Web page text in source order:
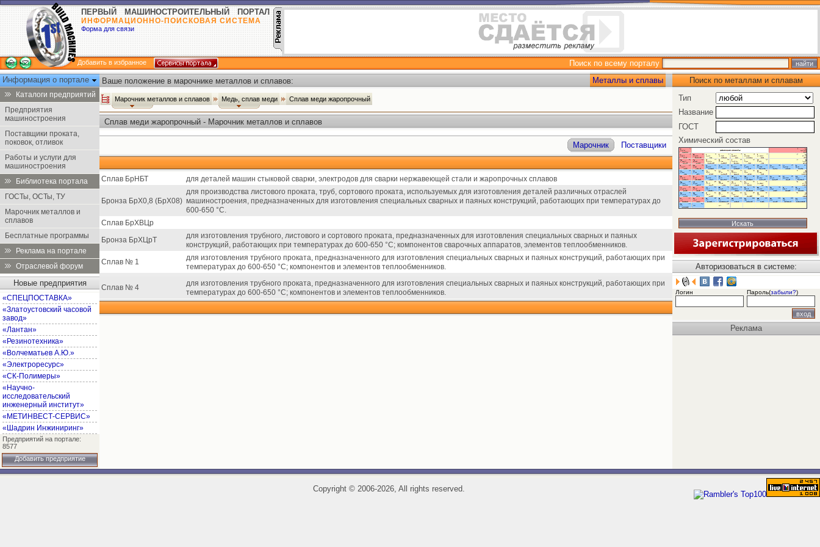
ПЕРВЫЙ МАШИНОСТРОИТЕЛЬНЫЙ ПОРТАЛ
ИНФОРМАЦИОННО-ПОИСКОВАЯ СИСТЕМА
Форма для связи
Добавить в избранное
Поиск по всему порталу
Информация о портале
Каталоги предприятий
Предприятия
машиностроения
Поставщики проката,
поковок, отливок
Работы и услуги для
машиностроения
Библиотека портала
ГОСТы, ОСТы, ТУ
Марочник металлов и
сплавов
Бесплатные программы
Реклама на портале
Отраслевой форум
Новые предприятия
«СПЕЦПОСТАВКА»
«Златоустовский часовой
завод»
«Лантан»
«Резинотехника»
«Волчематьев А.Ю.»
«Электроресурс»
«СК-Полимеры»
«Научно-
исследовательский
инженерный институт»
«МЕТИНВЕСТ-СЕРВИС»
«Шадрин Инжиниринг»
Предприятий на портале:
8577
Добавить предприятие
Ваше положение в марочнике металлов и сплавов: Металлы и сплавы
Марочник металлов и сплавов Медь, сплав меди Сплав меди жаропрочный
Сплав меди жаропрочный - Марочник металлов и сплавов
Марочник Поставщики
Сплав БрНБТ для деталей машин стыковой сварки, электродов для сварки нержавеющей стали и жаропрочных сплавов
Бронза БрХ0,8 (БрХ08)
для производства листового проката, труб, сортового проката, используемых для изготовления деталей различных отраслей
машиностроения, предназначенных для изготовления специальных сварных и паяных конструкций, работающих при температурах до
600-650 °C.
Сплав БрХВЦр
Бронза БрХЦрТ
для изготовления трубного, листового и сортового проката, предназначенных для изготовления специальных сварных и паяных
конструкций, работающих при температурах до 600-650 °C; компонентов сварочных аппаратов, элементов теплообменников.
Сплав № 1
для изготовления трубного проката, предназначенного для изготовления специальных сварных и паяных конструкций, работающих при
температурах до 600-650 °C; компонентов и элементов теплообменников.
Сплав № 4
для изготовления трубного проката, предназначенного для изготовления специальных сварных и паяных конструкций, работающих при
температурах до 600-650 °C; компонентов и элементов теплообменников.
Поиск по металлам и сплавам
Тип
Название
ГОСТ
Химический состав
Авторизоваться в системе:
Логин Пароль(забыли?)
Реклама
Copyright ©2006-2026, All rights reserved.